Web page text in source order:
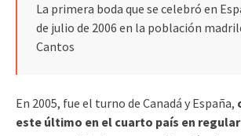
La primera boda que se celebró en
de julio de 2006 en la población
Cantos
En 2005, fue el turno de Canadá y España,
este último en el cuarto país en